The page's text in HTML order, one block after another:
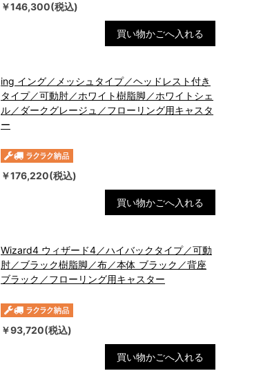
￥146,300(税込)
買い物かごへ入れる
ing イング／メッシュタイプ／ヘッドレスト付き
タイプ／可動肘／ホワイト樹脂脚／ホワイトシェ
ル／ダークグレージュ／フローリング用キャスタ
ー
￥176,220(税込)
買い物かごへ入れる
Wizard4 ウィザード4／ハイバックタイプ／可動
肘／ブラック樹脂脚／布／本体 ブラック／背座
ブラック／フローリング用キャスター
￥93,720(税込)
買い物かごへ入れる